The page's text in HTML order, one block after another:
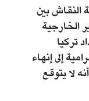
النقاش بين
الخارجية
تركيا
إلى إنهاء
لا يتوقع